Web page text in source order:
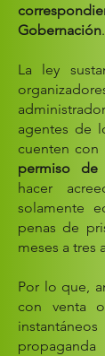
Gobernación.
La ley
agentes de
cuenten con
permiso de
hacer
solamente
penas de
meses a tres
Por lo que,
con venta